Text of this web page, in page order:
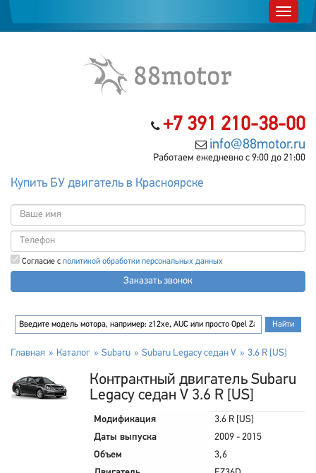
+7 391 210-38-00
info@88motor.ru
Работаем ежедневно с 9:00 до 21:00
Купить БУ двигатель в Красноярске
Согласие с политикой обработки персональных данных
Заказать звонок
Главная Каталог Subaru Subaru Legacy седан V 3.6 R [US]
Контрактный двигатель Subaru
Legacy седан V 3.6 R [US]
Модификация
3.6 R [US]
Даты выпуска
2009 - 2015
Объем
3,6